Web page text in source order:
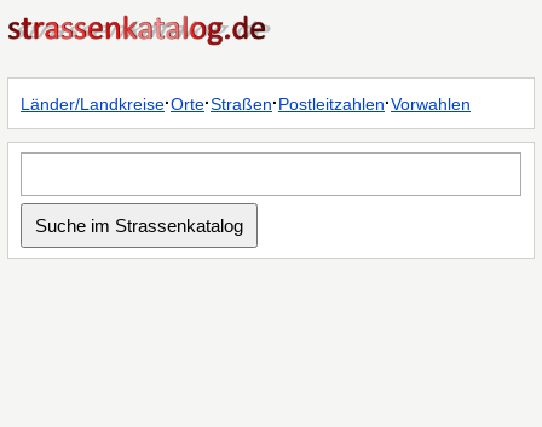
Länder/Landkreise·Orte·Straßen·Postleitzahlen·Vorwahlen